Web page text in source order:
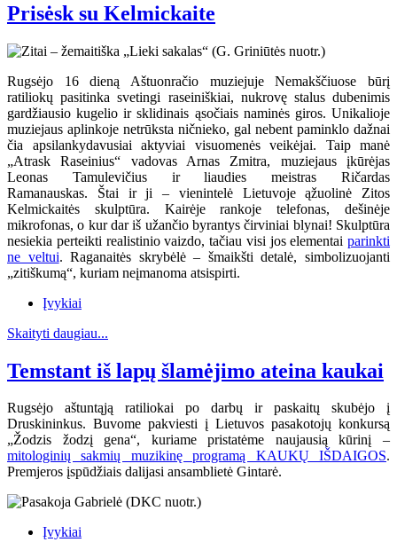
Prisėsk su Kelmickaite
Rugsėjo 16 dieną Aštuonračio muziejuje Nemakščiuose būrį
ratiliokų pasitinka svetingi raseiniškiai, nukrovę stalus dubenimis
gardžiausio kugelio ir sklidinais ąsočiais naminės giros. Unikalioje
muziejaus aplinkoje netrūksta ničnieko, gal nebent paminklo dažnai
čia apsilankydavusiai aktyviai visuomenės veikėjai. Taip manė
„Atrask Raseinius“ vadovas Arnas Zmitra, muziejaus įkūrėjas
Leonas Tamulevičius ir liaudies meistras Ričardas
Ramanauskas. Štai ir ji – vienintelė Lietuvoje ąžuolinė Zitos
Kelmickaitės skulptūra. Kairėje rankoje telefonas, dešinėje
mikrofonas, o kur dar iš užančio byrantys čirviniai blynai! Skulptūra
nesiekia perteikti realistinio vaizdo, tačiau visi jos elementai parinkti
ne veltui. Raganaitės skrybėlė – šmaikšti detalė, simbolizuojanti
„zitiškumą“, kuriam neįmanoma atsispirti.
Įvykiai
Skaityti daugiau...
Temstant iš lapų šlamėjimo ateina kaukai
Rugsėjo aštuntąją ratiliokai po darbų ir paskaitų skubėjo į
Druskininkus. Buvome pakviesti į Lietuvos pasakotojų konkursą
„Žodzis žodzį gena“, kuriame pristatėme naujausią kūrinį –
mitologinių sakmių muzikinę programą KAUKŲ IŠDAIGOS.
Premjeros įspūdžiais dalijasi ansamblietė Gintarė.
Įvykiai